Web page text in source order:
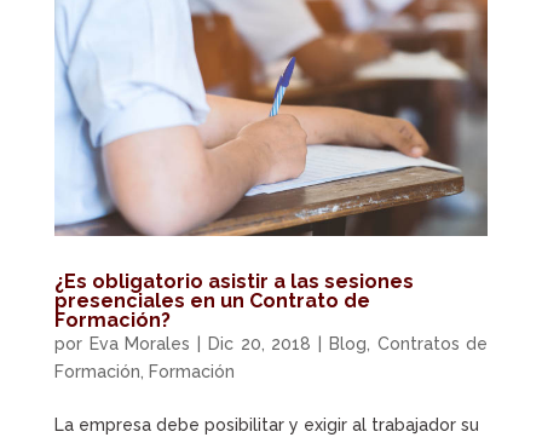
¿Es obligatorio asistir a las sesiones
presenciales en un Contrato de
Formación?
por Eva Morales Dic 20, 2018 Blog
Contratos de
Formación
Formación
La empresa debe posibilitar y exigir al trabajador su